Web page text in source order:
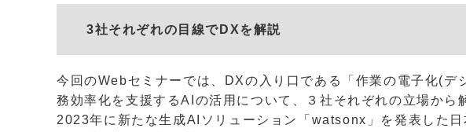
3社それぞれの目線でDXを解説
今回のWebセミナーでは、DXの入り口である「作業の電子化(
務効率化を支援するAIの活用について、３社それぞれの立場から
2023年に新たな生成AIソリューション「watsonx」を発表した